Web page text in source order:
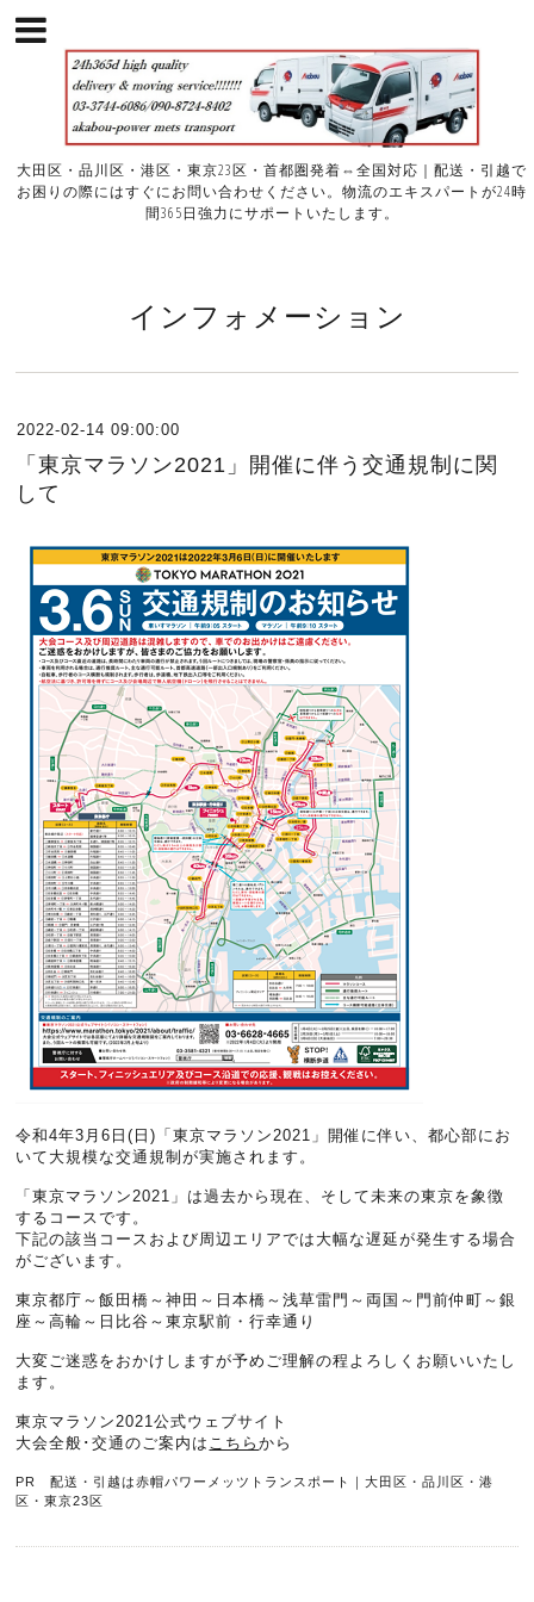
大田区・品川区・港区・東京23区・首都圏発着⇔全国対応｜配送・引越で
お困りの際にはすぐにお問い合わせください。物流のエキスパートが24時
間365日強力にサポートいたします。
インフォメーション
2022-02-14 09:00:00
「東京マラソン2021」開催に伴う交通規制に関
して
令和4年3月6日(日)「東京マラソン2021」開催に伴い、都心部にお
いて大規模な交通規制が実施されます。
「東京マラソン2021」は過去から現在、そして未来の東京を象徴
するコースです。
下記の該当コースおよび周辺エリアでは大幅な遅延が発生する場合
がございます。
東京都庁～飯田橋～神田～日本橋～浅草雷門～両国～門前仲町～銀
座～高輪～日比谷～東京駅前・行幸通り
大変ご迷惑をおかけしますが予めご理解の程よろしくお願いいたし
ます。
東京マラソン2021公式ウェブサイト
大会全般･交通のご案内は こちらから
PR 配送・引越は赤帽パワーメッツトランスポート｜大田区・品川区・港
区・東京23区